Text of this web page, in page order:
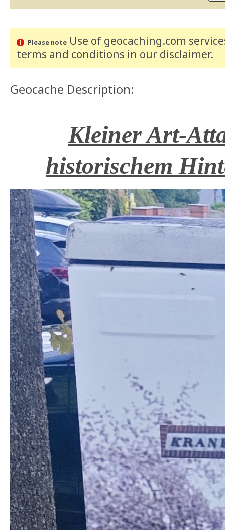
Please noteUse of geocaching.com
terms and conditions in our disclaimer.
Geocache Description:
Kleiner Art-
historischem